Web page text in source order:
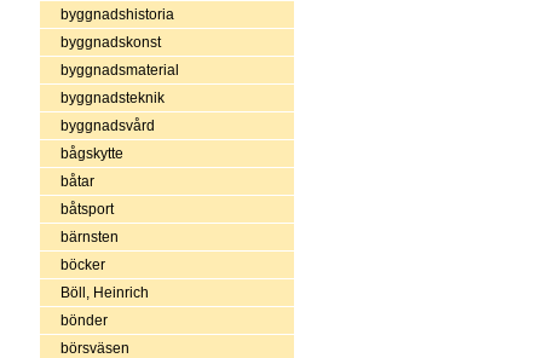
byggnadshistoria
byggnadskonst
byggnadsmaterial
byggnadsteknik
byggnadsvård
bågskytte
båtar
båtsport
bärnsten
böcker
Böll, Heinrich
bönder
börsväsen